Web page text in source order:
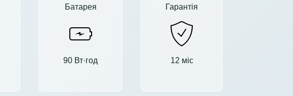
Батарея
90 Вт·год
Гарантія
12 міс